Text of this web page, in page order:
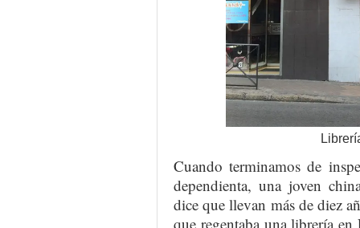
Cuando terminamos de
dependienta, una joven
dice que llevan más de diez
que regentaba una librería